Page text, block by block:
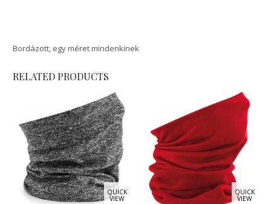
Bordázott, egy méret mindenkinek
RELATED PRODUCTS
QUICK
VIEW
QUICK
VIEW